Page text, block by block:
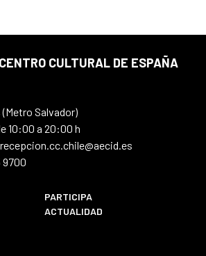
CULTURAL DE ESPAÑA
Salvador)
10:00 a 20:00 h
9700
PARTICIPA
ACTUALIDAD